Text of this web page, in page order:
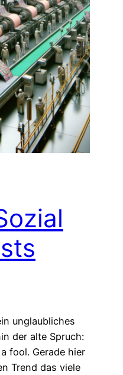
unglaubliches
der alte Spruch:
fool. Gerade hier
Trend das viele